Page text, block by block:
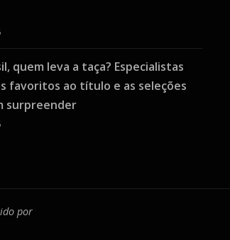
quem leva a taça? Especialistas
favoritos ao título e as seleções
surpreender
por